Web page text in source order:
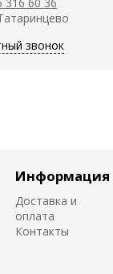
316 60 36
звонок
Информация
Доставка и
оплата
Контакты